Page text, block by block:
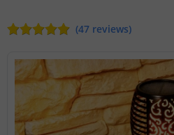
(47 reviews)